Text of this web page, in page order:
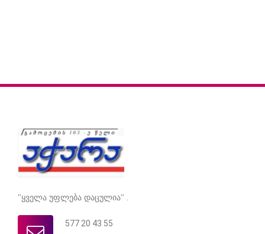
"ყველა უფლება დაცულია" .
577 20 43 55